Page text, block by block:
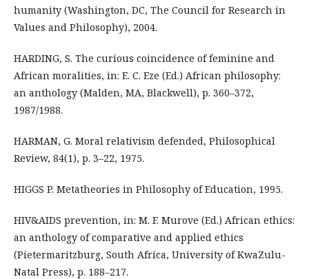
humanity (Washington, DC, The Council for Research in
Values and Philosophy), 2004.
HARDING, S. The curious coincidence of feminine and
African moralities, in: E. C. Eze (Ed.) African philosophy:
an anthology (Malden, MA, Blackwell), p. 360–372,
1987/1988.
HARMAN, G. Moral relativism defended, Philosophical
Review, 84(1), p. 3–22, 1975.
HIGGS P. Metatheories in Philosophy of Education, 1995.
HIV&AIDS prevention, in: M. F. Murove (Ed.) African ethics:
an anthology of comparative and applied ethics
(Pietermaritzburg, South Africa, University of KwaZulu-
Natal Press), p. 188–217.